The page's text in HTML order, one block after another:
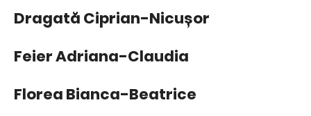
Dragată Ciprian-Nicușor
Feier Adriana-Claudia
Florea Bianca-Beatrice